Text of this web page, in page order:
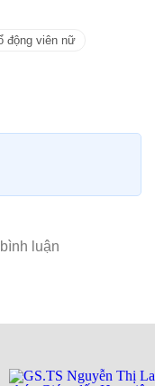
động viên nữ